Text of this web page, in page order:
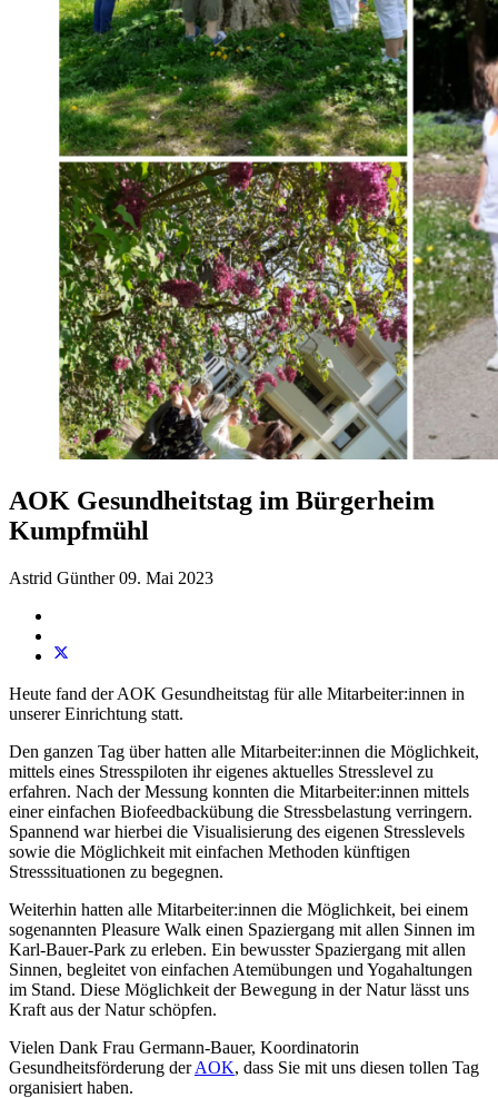
AOK Gesundheitstag im Bürgerheim
Kumpfmühl
Astrid Günther 09. Mai 2023
Heute fand der AOK Gesundheitstag für alle Mitarbeiter:innen in
unserer Einrichtung statt.
Den ganzen Tag über hatten alle Mitarbeiter:innen die Möglichkeit,
mittels eines Stresspiloten ihr eigenes aktuelles Stresslevel zu
erfahren. Nach der Messung konnten die Mitarbeiter:innen mittels
einer einfachen Biofeedbackübung die Stressbelastung verringern.
Spannend war hierbei die Visualisierung des eigenen Stresslevels
sowie die Möglichkeit mit einfachen Methoden künftigen
Stresssituationen zu begegnen.
Weiterhin hatten alle Mitarbeiter:innen die Möglichkeit, bei einem
sogenannten Pleasure Walk einen Spaziergang mit allen Sinnen im
Karl-Bauer-Park zu erleben. Ein bewusster Spaziergang mit allen
Sinnen, begleitet von einfachen Atemübungen und Yogahaltungen
im Stand. Diese Möglichkeit der Bewegung in der Natur lässt uns
Kraft aus der Natur schöpfen.
Vielen Dank Frau Germann-Bauer, Koordinatorin
Gesundheitsförderung derAOK, dass Sie mit uns diesen tollen Tag
organisiert haben.